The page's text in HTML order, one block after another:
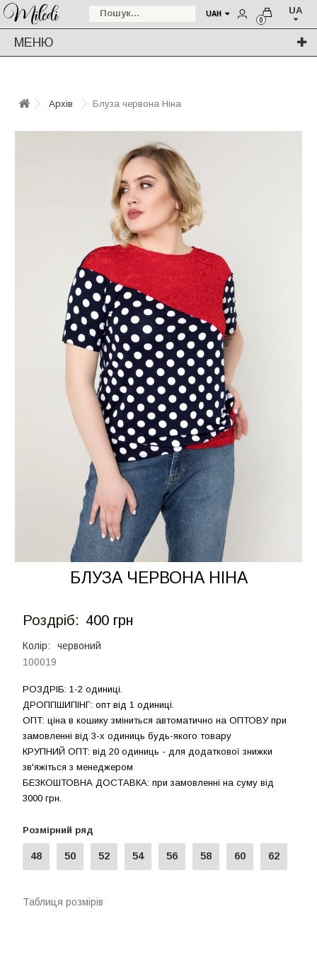
UAH UA
0
МЕНЮ
Архів Блуза червона Ніна
БЛУЗА ЧЕРВОНА НІНА
Роздрiб: 400 грн
Колір:
червоний
100019
РОЗДРIБ: 1-2 одиниці.
ДРОППШИПIНГ: опт від 1 одиницi.
ОПТ: ціна в кошику зміниться автоматично на ОПТОВУ при
замовленні від 3-х одиниць будь-якого товару
КРУПНИЙ ОПТ: від 20 одиниць - для додаткової знижки
зв'яжіться з менеджером
БЕЗКОШТОВНА ДОСТАВКА: при замовленні на суму вiд
3000 грн.
48 50 52 54 56 58 60 62
Таблиця розмірів